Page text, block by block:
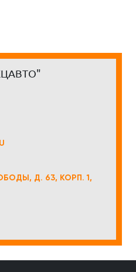
Д. 63, КОРП. 1,